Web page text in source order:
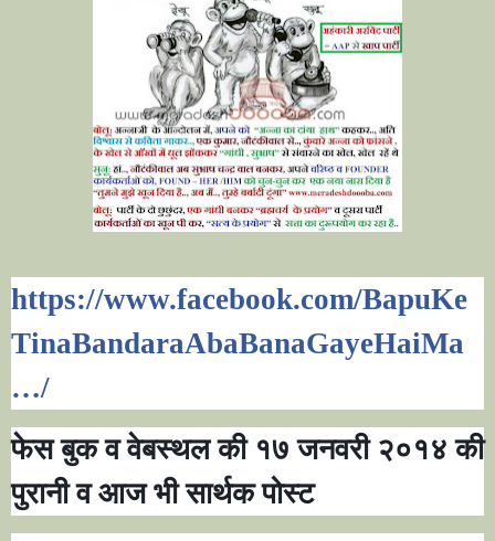
https://www.facebook.com/BapuKe
TinaBandaraAbaBanaGayeHaiMa
…/
फेस बुक व वेबस्थल की १७ जनवरी २०१४ की
पुरानी व आज भी सार्थक पोस्ट